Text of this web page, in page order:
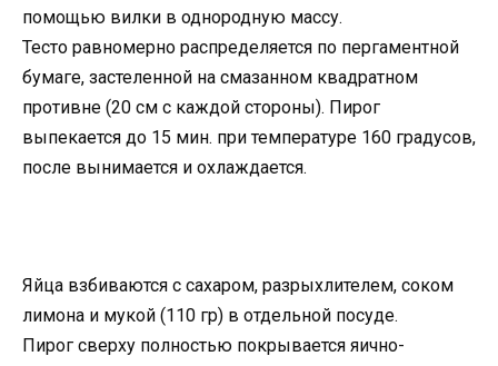
помощью вилки в однородную массу.
Тесто равномерно распределяется по пергаментной
бумаге, застеленной на смазанном квадратном
противне (20 см с каждой стороны). Пирог
выпекается до 15 мин. при температуре 160 градусов,
после вынимается и охлаждается.
Яйца взбиваются с сахаром, разрыхлителем, соком
лимона и мукой (110 гр) в отдельной посуде.
Пирог сверху полностью покрывается яично-